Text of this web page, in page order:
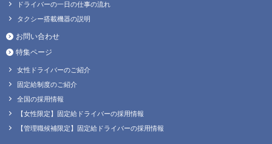
ドライバーの一日の仕事の流れ
タクシー搭載機器の説明
お問い合わせ
特集ページ
女性ドライバーのご紹介
固定給制度のご紹介
全国の採用情報
【女性限定】固定給ドライバーの採用情報
【管理職候補限定】固定給ドライバーの採用情報